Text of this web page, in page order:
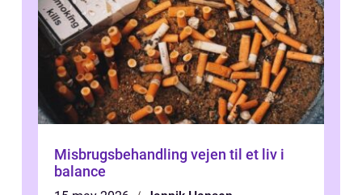
Misbrugsbehandling vejen til et liv i
balance